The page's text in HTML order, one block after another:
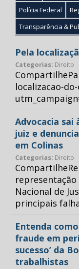
Polícia Federal
Transparência &
Pela
Categorias: Direito
localizacao-
Advocacia
juiz e
em Colinas
Categorias: Direito
representação
Nacional de
principais
Entenda
fraude em
sucesso’ da
trabalhistas